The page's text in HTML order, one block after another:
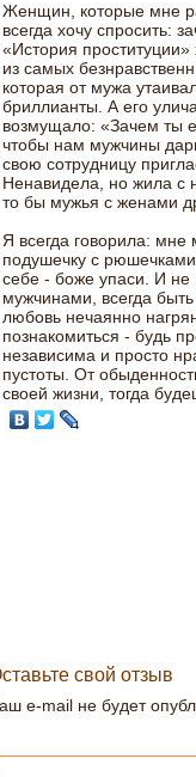
Женщин, которые мне
всегда хочу спросить:
«История
из самых
которая от мужа
бриллианты. А его
возмущало: «Зачем ты
чтобы нам мужчины
свою сотрудницу
Ненавидела, но жила с
то бы мужья с женами
Я всегда говорила: мне
подушечку с
себе - боже упаси. И не
мужчинами, всегда
любовь нечаянно
познакомиться - будь
независима и просто
пустоты. От
своей жизни, тогда
свой отзыв
e-mail не будет